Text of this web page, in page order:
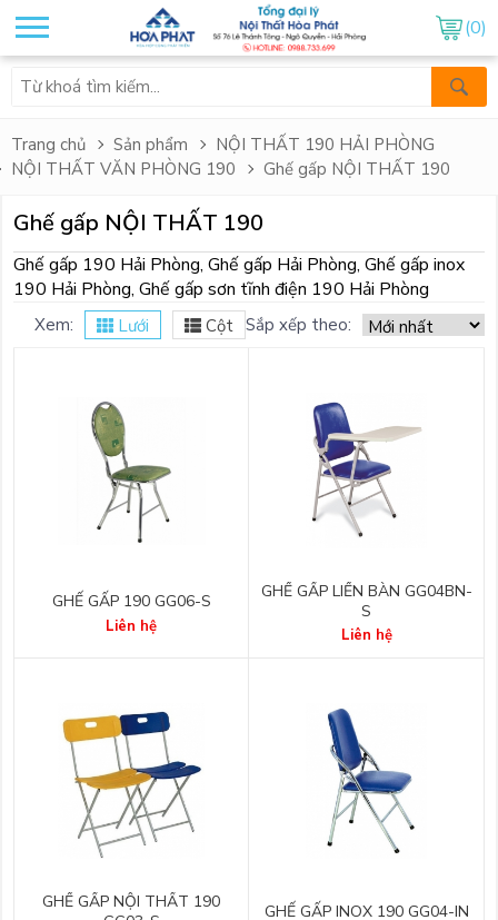
(0)
Trang chủ Sản phẩm
NỘI THẤT 190 HẢI PHÒNG
NỘI THẤT VĂN PHÒNG 190
Ghế gấp NỘI THẤT 190
Ghế gấp NỘI THẤT 190
Ghế gấp 190 Hải Phòng, Ghế gấp Hải Phòng, Ghế gấp inox
190 Hải Phòng, Ghế gấp sơn tĩnh điện 190 Hải Phòng
Sắp xếp theo:
Xem: Lưới Cột
GHẾ GẤP 190 GG06-S
Liên hệ
GHẾ GẤP LIỀN BÀN GG04BN-
S
Liên hệ
GHẾ GẤP NỘI THẤT 190
GHẾ GẤP INOX 190 GG04-IN